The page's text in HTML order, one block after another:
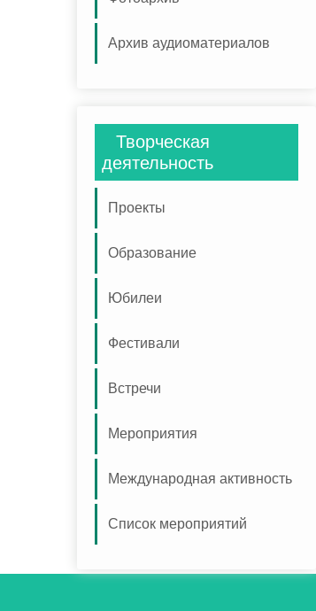
Архив аудиоматериалов
Творческая
деятельность
Проекты
Образование
Юбилеи
Фестивали
Встречи
Мероприятия
Международная активность
Список мероприятий